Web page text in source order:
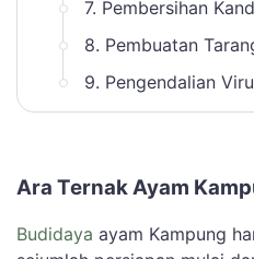
7. Pembersihan
8. Pembuatan
9. Pengendalian
Ara Ternak Ayam
Budidaya ayam Kampung